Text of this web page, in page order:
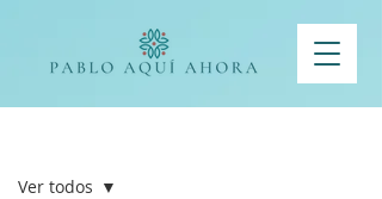
Ver todos